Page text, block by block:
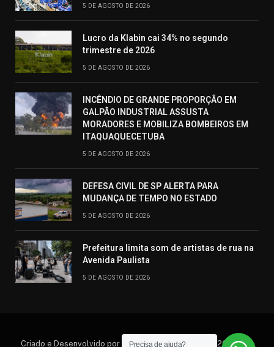
5 DE AGOSTO DE 2026
Lucro da Klabin cai 34% no segundo
trimestre de 2026
5 DE AGOSTO DE 2026
INCÊNDIO DE GRANDE PROPORÇÃO EM
GALPÃO INDUSTRIAL ASSUSTA
MORADORES E MOBILIZA BOMBEIROS EM
ITAQUAQUECETUBA
5 DE AGOSTO DE 2026
DEFESA CIVIL DE SP ALERTA PARA
MUDANÇA DE TEMPO NO ESTADO
5 DE AGOSTO DE 2026
Prefeitura limita som de artistas de rua na
Avenida Paulista
5 DE AGOSTO DE 2026
Criado e Desenvolvido por Hosting Prime Brasil © 2026 Todos
Precisa de ajuda?